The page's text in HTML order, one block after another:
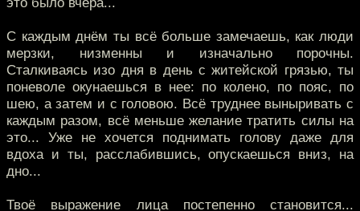
С каждым днём ты всё больше замечаешь, как люди
мерзки, низменны и изначально порочны.
Сталкиваясь изо дня в день с житейской грязью, ты
поневоле окунаешься в нее: по колено, по пояс, по
шею, а затем и с головою. Всё труднее выныривать с
каждым разом, всё меньше желание тратить силы на
это... Уже не хочется поднимать голову даже для
вдоха и ты, расслабившись, опускаешься вниз, на
дно...
Твоё выражение лица постепенно становится...